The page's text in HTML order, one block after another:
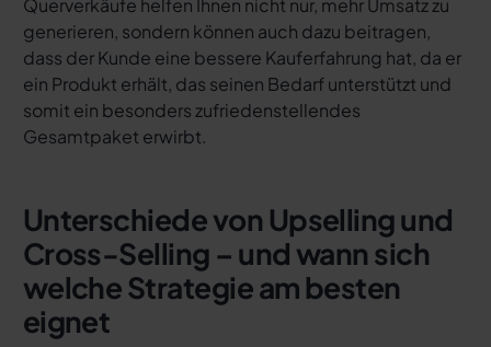
generieren, sondern können auch dazu beitragen,
dass der Kunde eine bessere Kauferfahrung hat, da er
ein Produkt erhält, das seinen Bedarf unterstützt und
somit ein besonders zufriedenstellendes
Gesamtpaket erwirbt.
Unterschiede von Upselling und
Cross-Selling – und wann sich
welche Strategie am besten
eignet